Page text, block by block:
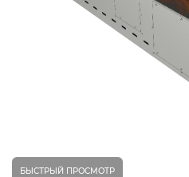
БЫСТРЫЙ ПРОСМОТР